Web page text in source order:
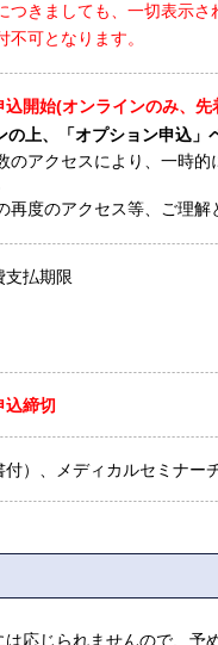
つきましても、一切表示さ
不可となります。
込開始(オンラインのみ、先
上、「オプション申込」
のアクセスにより、一時
再度のアクセス等、ご理解
支払期限
込締切
）、メディカルセミナー
応じられませんので、予